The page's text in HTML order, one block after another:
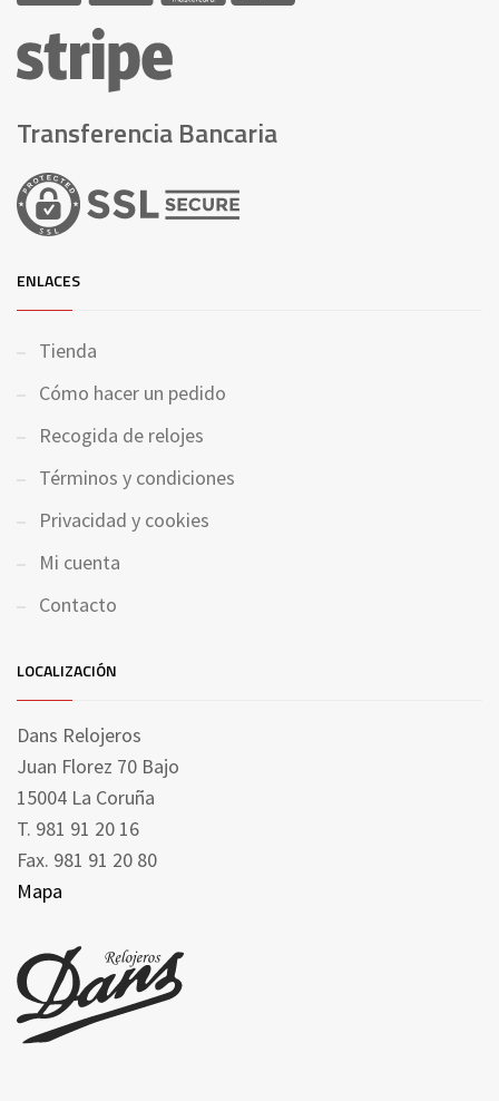
Transferencia Bancaria
ENLACES
Tienda
Cómo hacer un pedido
Recogida de relojes
Términos y condiciones
Privacidad y cookies
Mi cuenta
Contacto
LOCALIZACIÓN
Dans Relojeros
Juan Florez 70 Bajo
15004 La Coruña
T. 981 91 20 16
Fax. 981 91 20 80
Mapa